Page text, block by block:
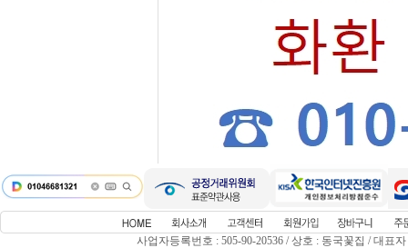
사업자등록번호 : 505-90-20536 / 상호 : 동국꽃집 / 대표